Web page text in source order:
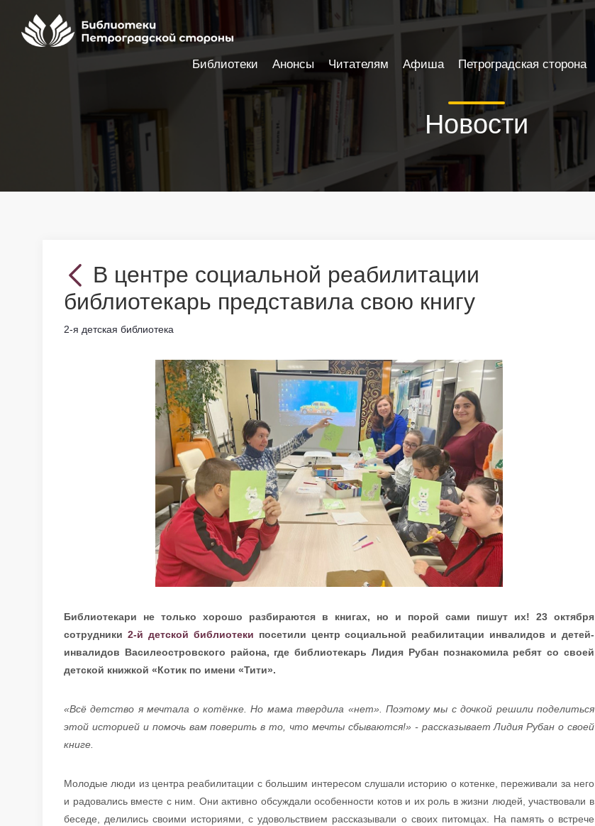
Новости
В центре социальной реабилитации
библиотекарь представила свою книгу
2-я детская библиотека
Библиотекари не только хорошо разбираются в книгах, но и порой сами пишут их! 23 октября
сотрудники 2-й детской библиотеки посетили центр социальной реабилитации инвалидов и детей-
инвалидов Василеостровского района, где библиотекарь Лидия Рубан познакомила ребят со своей
детской книжкой «Котик по имени «Тити».
«Всё детство я мечтала о котёнке. Но мама твердила «нет». Поэтому мы с дочкой решили поделиться
этой историей и помочь вам поверить в то, что мечты сбываются!» - рассказывает Лидия Рубан о своей
книге.
Молодые люди из центра реабилитации с большим интересом слушали историю о котенке, переживали за него
и радовались вместе с ним. Они активно обсуждали особенности котов и их роль в жизни людей, участвовали в
беседе, делились своими историями, с удовольствием рассказывали о своих питомцах. На память о встрече
Библиотеки Анонсы Читателям Афиша Петроградская сторона
Настройки доступности